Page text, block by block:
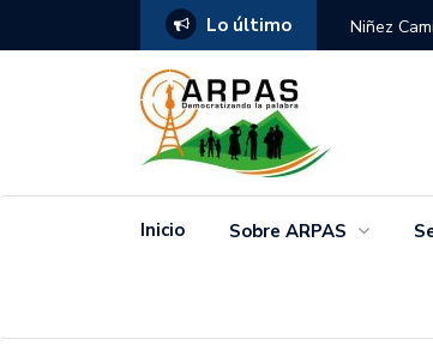
Lo último Niñez
Inicio Sobre ARPAS